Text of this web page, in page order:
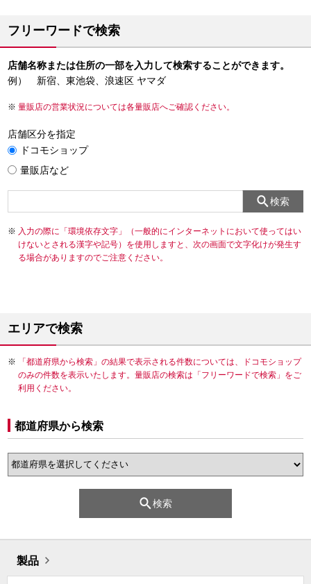
フリーワードで検索
店舗名称または住所の一部を入力して検索することができます。
例） 新宿、東池袋、浪速区 ヤマダ
量販店の営業状況については各量販店へご確認ください。
店舗区分を指定
ドコモショップ
量販店など
検索
入力の際に「環境依存文字」（一般的にインターネットにおいて使ってはい
けないとされる漢字や記号）を使用しますと、次の画面で文字化けが発生す
る場合がありますのでご注意ください。
エリアで検索
「都道府県から検索」の結果で表示される件数については、ドコモショップ
のみの件数を表示いたします。量販店の検索は「フリーワードで検索」をご
利用ください。
都道府県から検索
検索
製品